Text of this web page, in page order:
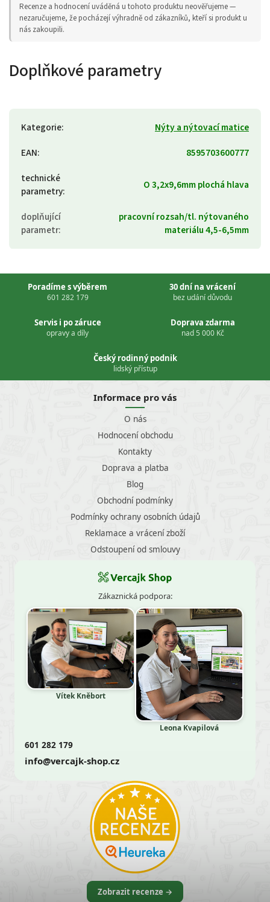
Recenze a hodnocení uváděná u tohoto produktu neověřujeme —
nezaručujeme, že pocházejí výhradně od zákazníků, kteří si produkt u
nás zakoupili.
Doplňkové parametry
Kategorie:
Nýty a nýtovací matice
EAN:
8595703600777
technické
parametry: O 3,2x9,6mm plochá hlava
doplňující
parametr:
pracovní rozsah/tl. nýtovaného
materiálu 4,5-6,5mm
Poradíme s výběrem
601 282 179
30 dní na vrácení
bez udání důvodu
Servis i po záruce
opravy a díly
Doprava zdarma
nad 5 000 Kč
Český rodinný podnik
lidský přístup
Informace pro vás
O nás
Hodnocení obchodu
Kontakty
Doprava a platba
Blog
Obchodní podmínky
Podmínky ochrany osobních údajů
Reklamace a vrácení zboží
Odstoupení od smlouvy
Zákaznická podpora:
Vítek Kněbort
Leona Kvapilová
601 282 179
info@vercajk-shop.cz
Zobrazit recenze →